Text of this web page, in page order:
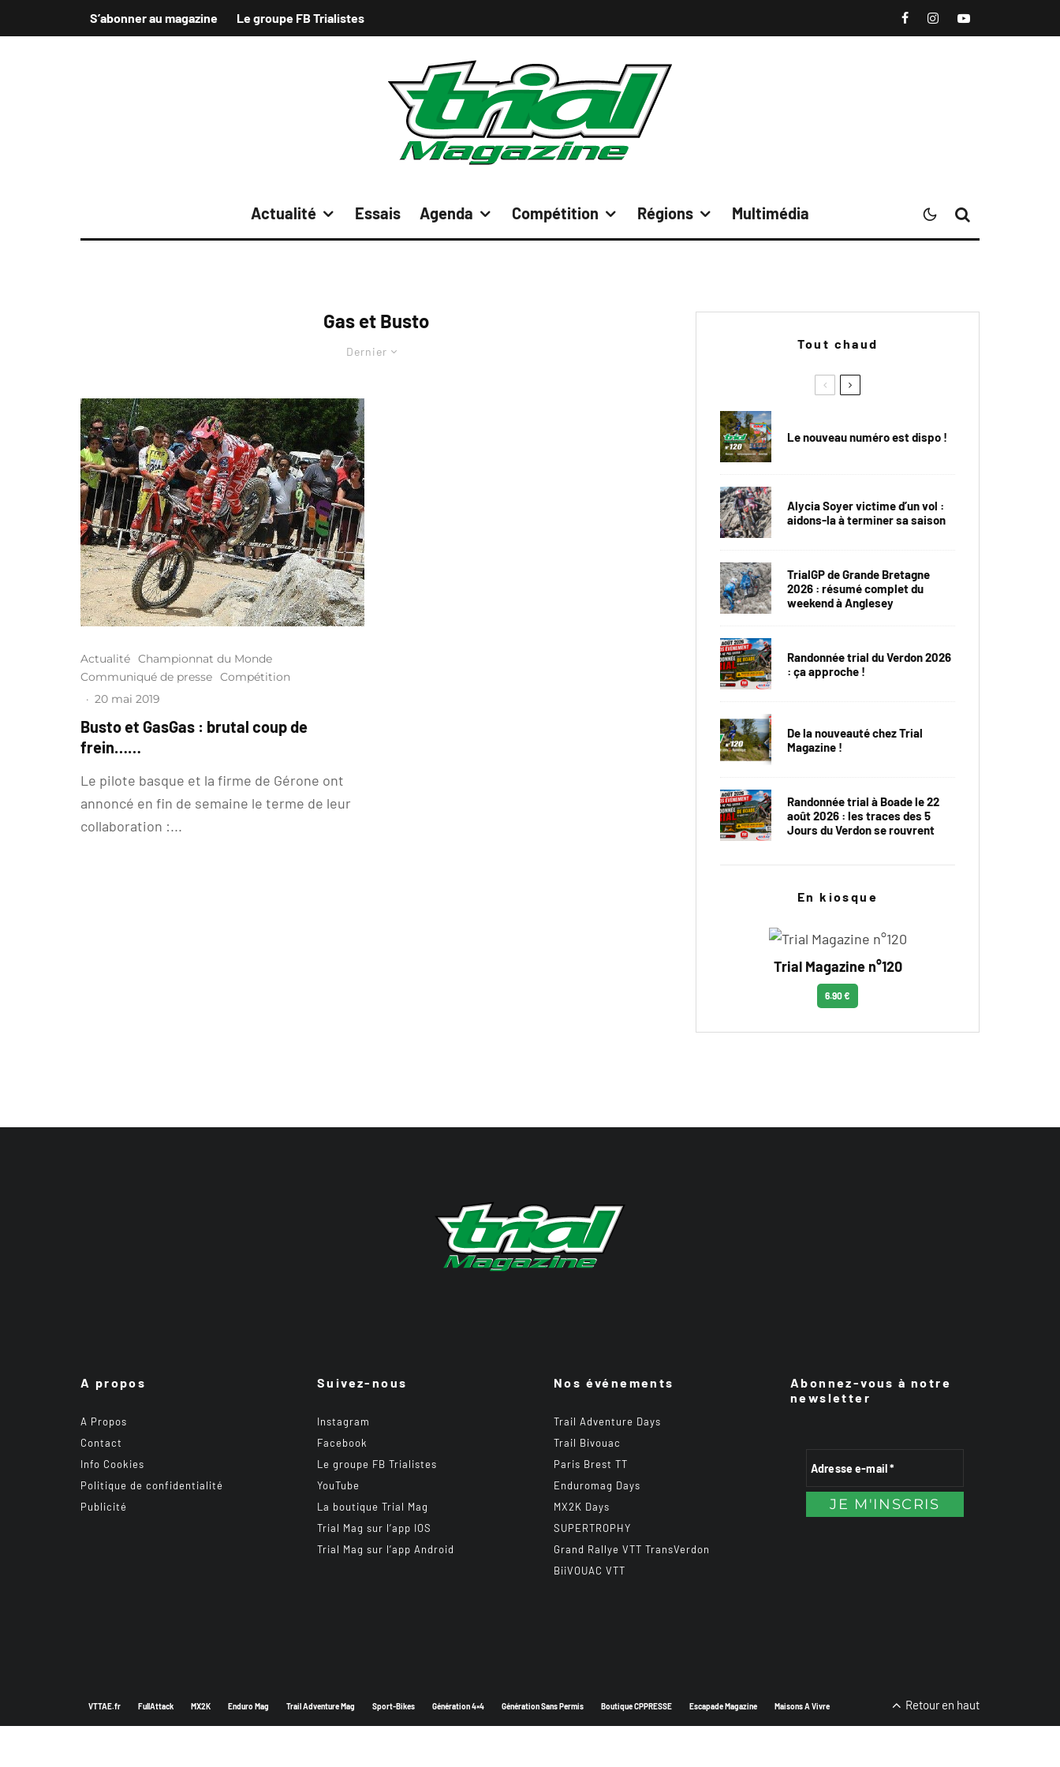
S’abonner au magazine Le groupe FB Trialistes
Actualité Essais Agenda Compétition Régions Multimédia
Gas et Busto
Dernier
Actualité Championnat du Monde
Communiqué de presse Compétition
· 20 mai 2019
Busto et GasGas : brutal coup de
frein……
Le pilote basque et la firme de Gérone ont
annoncé en fin de semaine le terme de leur
collaboration :...
Tout chaud
Le nouveau numéro est dispo !
Alycia Soyer victime d’un vol :
aidons-la à terminer sa saison
TrialGP de Grande Bretagne
2026 : résumé complet du
weekend à Anglesey
Randonnée trial du Verdon 2026
: ça approche !
De la nouveauté chez Trial
Magazine !
Randonnée trial à Boade le 22
août 2026 : les traces des 5
Jours du Verdon se rouvrent
En kiosque
Trial Magazine n°120
6.90 €
A propos
A Propos
Contact
Info Cookies
Politique de confidentialité
Publicité
Suivez-nous
Instagram
Facebook
Le groupe FB Trialistes
YouTube
La boutique Trial Mag
Trial Mag sur l’app IOS
Trial Mag sur l’app Android
Nos événements
Trail Adventure Days
Trail Bivouac
Paris Brest TT
Enduromag Days
MX2K Days
SUPERTROPHY
Grand Rallye VTT TransVerdon
BiiVOUAC VTT
Abonnez-vous à notre
newsletter
VTTAE.fr FullAttack MX2K Enduro Mag Trail Adventure Mag Sport-Bikes Génération 4×4 Génération Sans Permis Boutique CPPRESSE Escapade Magazine Maisons A Vivre Retour en haut